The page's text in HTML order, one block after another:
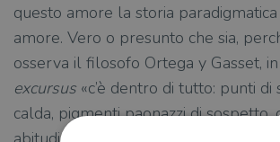
questo amore la storia paradigmatica
amore. Vero o presunto che sia,
osserva il filosofo Ortega y Gasset,
excursus «c’è dentro di tutto: punti di
calda, pigmenti paonazzi di sospetto,